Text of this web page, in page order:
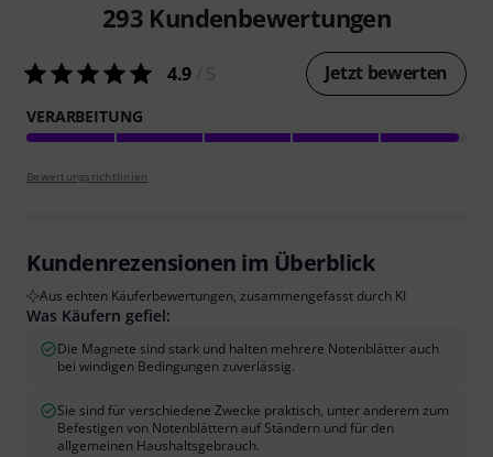
293 Kundenbewertungen
4.9 Jetzt bewerten
VERARBEITUNG
Bewertungsrichtlinien
Kundenrezensionen im Überblick
Aus echten Käuferbewertungen, zusammengefasst durch KI
Was Käufern gefiel:
Die Magnete sind stark und halten mehrere Notenblätter auch
bei windigen Bedingungen zuverlässig.
Sie sind für verschiedene Zwecke praktisch, unter anderem zum
Befestigen von Notenblättern auf Ständern und für den
allgemeinen Haushaltsgebrauch.